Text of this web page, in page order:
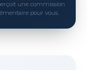
une commission
pour vous.